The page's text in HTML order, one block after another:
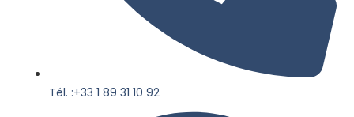
Tél. :+33 1 89 31 10 92